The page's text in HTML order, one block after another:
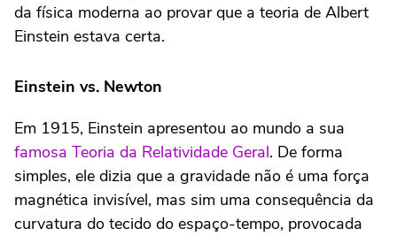
da física moderna ao provar que a teoria de Albert
Einstein estava certa.
Einstein vs. Newton
Em 1915, Einstein apresentou ao mundo a sua
famosa Teoria da Relatividade Geral. De forma
simples, ele dizia que a gravidade não é uma força
magnética invisível, mas sim uma consequência da
curvatura do tecido do espaço-tempo, provocada